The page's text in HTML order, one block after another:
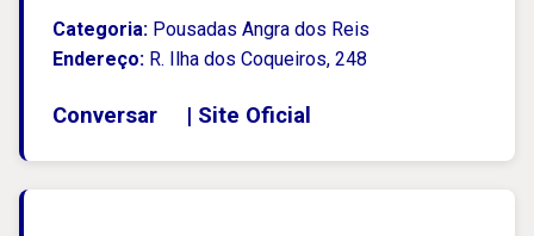
Categoria: Pousadas Angra dos Reis
Endereço: R. Ilha dos Coqueiros, 248
Conversar | Site Oficial